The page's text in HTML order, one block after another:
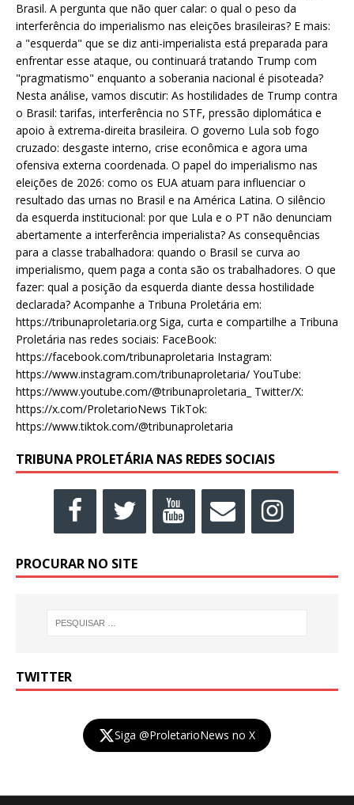
Brasil. A pergunta que não quer calar: o qual o peso da
interferência do imperialismo nas eleições brasileiras? E mais:
a "esquerda" que se diz anti-imperialista está preparada para
enfrentar esse ataque, ou continuará tratando Trump com
"pragmatismo" enquanto a soberania nacional é pisoteada?
Nesta análise, vamos discutir: As hostilidades de Trump contra
o Brasil: tarifas, interferência no STF, pressão diplomática e
apoio à extrema-direita brasileira. O governo Lula sob fogo
cruzado: desgaste interno, crise econômica e agora uma
ofensiva externa coordenada. O papel do imperialismo nas
eleições de 2026: como os EUA atuam para influenciar o
resultado das urnas no Brasil e na América Latina. O silêncio
da esquerda institucional: por que Lula e o PT não denunciam
abertamente a interferência imperialista? As consequências
para a classe trabalhadora: quando o Brasil se curva ao
imperialismo, quem paga a conta são os trabalhadores. O que
fazer: qual a posição da esquerda diante dessa hostilidade
declarada? Acompanhe a Tribuna Proletária em:
https://tribunaproletaria.org Siga, curta e compartilhe a Tribuna
Proletária nas redes sociais: FaceBook:
https://facebook.com/tribunaproletaria Instagram:
https://www.instagram.com/tribunaproletaria/ YouTube:
https://www.youtube.com/@tribunaproletaria_ Twitter/X:
https://x.com/ProletarioNews TikTok:
https://www.tiktok.com/@tribunaproletaria
TRIBUNA PROLETÁRIA NAS REDES SOCIAIS
PROCURAR NO SITE
TWITTER
Siga @ProletarioNews no X